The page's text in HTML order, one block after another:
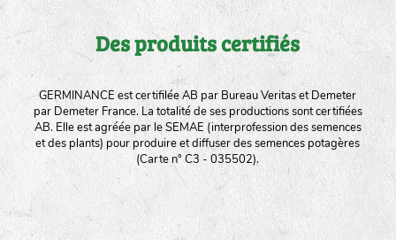
Des produits certifiés
GERMINANCE est certifilée AB par Bureau Veritas et Demeter
par Demeter France. La totalité de ses productions sont certifiées
AB. Elle est agréée par le SEMAE (interprofession des semences
et des plants) pour produire et diffuser des semences potagères
(Carte n° C3 - 035502).